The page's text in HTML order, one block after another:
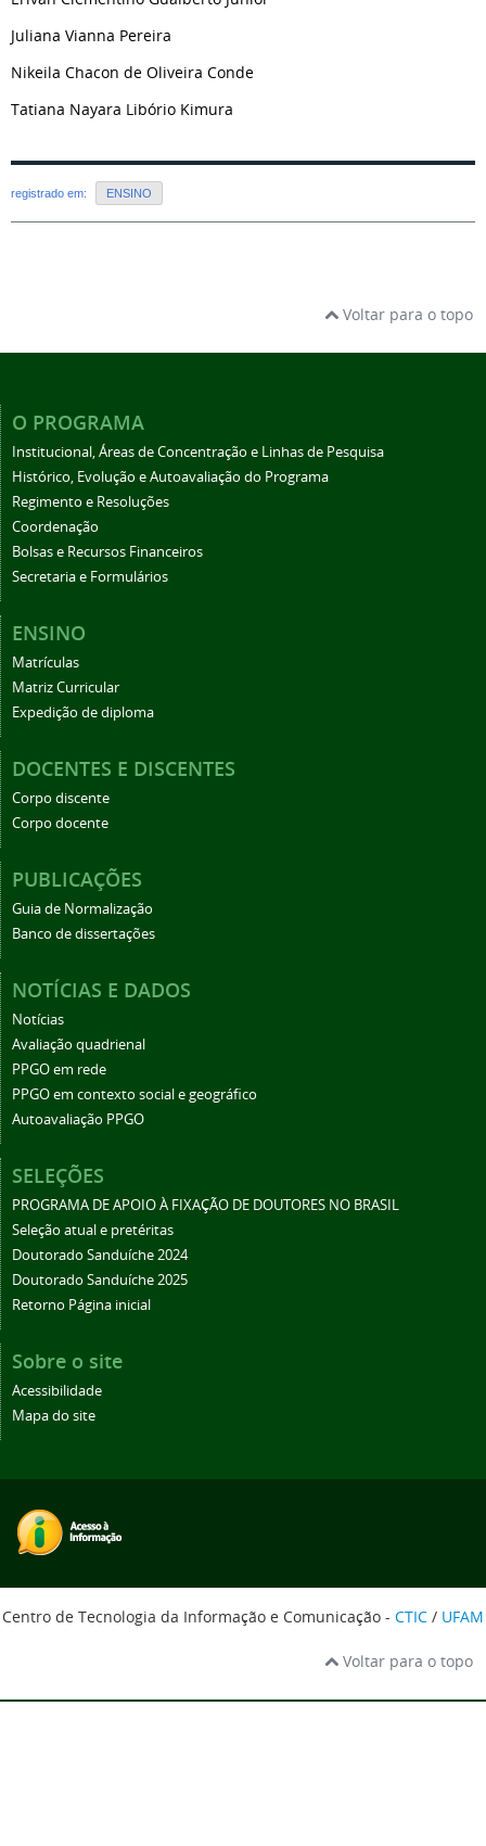
Juliana Vianna Pereira
Nikeila Chacon de Oliveira Conde
Tatiana Nayara Libório Kimura
registrado em: ENSINO
Voltar para o topo
O PROGRAMA
Institucional, Áreas de Concentração e Linhas de Pesquisa
Histórico, Evolução e Autoavaliação do Programa
Regimento e Resoluções
Coordenação
Bolsas e Recursos Financeiros
Secretaria e Formulários
ENSINO
Matrículas
Matriz Curricular
Expedição de diploma
DOCENTES E DISCENTES
Corpo discente
Corpo docente
PUBLICAÇÕES
Guia de Normalização
Banco de dissertações
NOTÍCIAS E DADOS
Notícias
Avaliação quadrienal
PPGO em rede
PPGO em contexto social e geográfico
Autoavaliação PPGO
SELEÇÕES
PROGRAMA DE APOIO À FIXAÇÃO DE DOUTORES NO BRASIL
Seleção atual e pretéritas
Doutorado Sanduíche 2024
Doutorado Sanduíche 2025
Retorno Página inicial
Sobre o site
Acessibilidade
Mapa do site
Centro de Tecnologia da Informação e Comunicação - CTIC / UFAM
Voltar para o topo